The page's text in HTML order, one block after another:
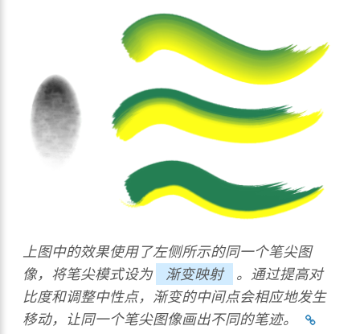
上图中的效果使用了左侧所示的同一个笔尖图
像，将笔尖模式设为
渐变映射
。通过提高对
比度和调整中性点，渐变的中间点会相应地发生
移动，让同一个笔尖图像画出不同的笔迹。